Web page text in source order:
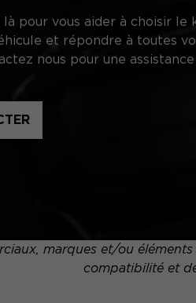
pour vous aider à choisir
et répondre à toutes
nous pour une
marques et/ou
compatibilité et